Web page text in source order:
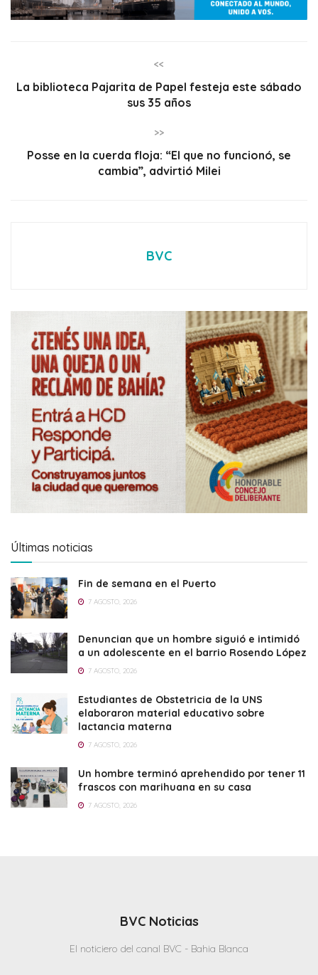
<<
La biblioteca Pajarita de Papel festeja este sábado
sus 35 años
>>
Posse en la cuerda floja: “El que no funcionó, se
cambia”, advirtió Milei
BVC
Últimas noticias
Fin de semana en el Puerto
7 AGOSTO, 2026
Denuncian que un hombre siguió e intimidó
a un adolescente en el barrio Rosendo López
7 AGOSTO, 2026
Estudiantes de Obstetricia de la UNS
elaboraron material educativo sobre
lactancia materna
7 AGOSTO, 2026
Un hombre terminó aprehendido por tener 11
frascos con marihuana en su casa
7 AGOSTO, 2026
BVC Noticias
El noticiero del canal BVC - Bahia Blanca